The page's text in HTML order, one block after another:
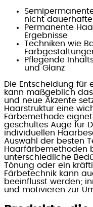
nicht
Permanente
Ergebnisse
Techniken wie
Pflegende
und Glanz
Die Entscheidung für
kann maßgeblich
und neue Akzente
Haarstruktur eine
Färbemethode
geschultes Auge für
individuellen
Auswahl der besten
Haarfärbemethoden
unterschiedliche
Tönung oder ein
Färbetechnik kann
beeinflusst werden;
und motivieren zur